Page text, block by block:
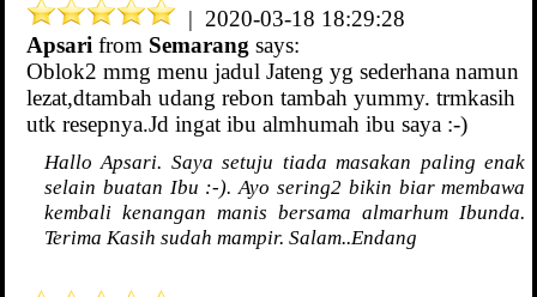
| 2020-03-18 18:29:28
Apsari from Semarang says:
Oblok2 mmg menu jadul Jateng yg sederhana namun
lezat,dtambah udang rebon tambah yummy. trmkasih
utk resepnya.Jd ingat ibu almhumah ibu saya :-)
Hallo Apsari. Saya setuju tiada masakan paling enak
selain buatan Ibu :-). Ayo sering2 bikin biar membawa
kembali kenangan manis bersama almarhum Ibunda.
Terima Kasih sudah mampir. Salam..Endang